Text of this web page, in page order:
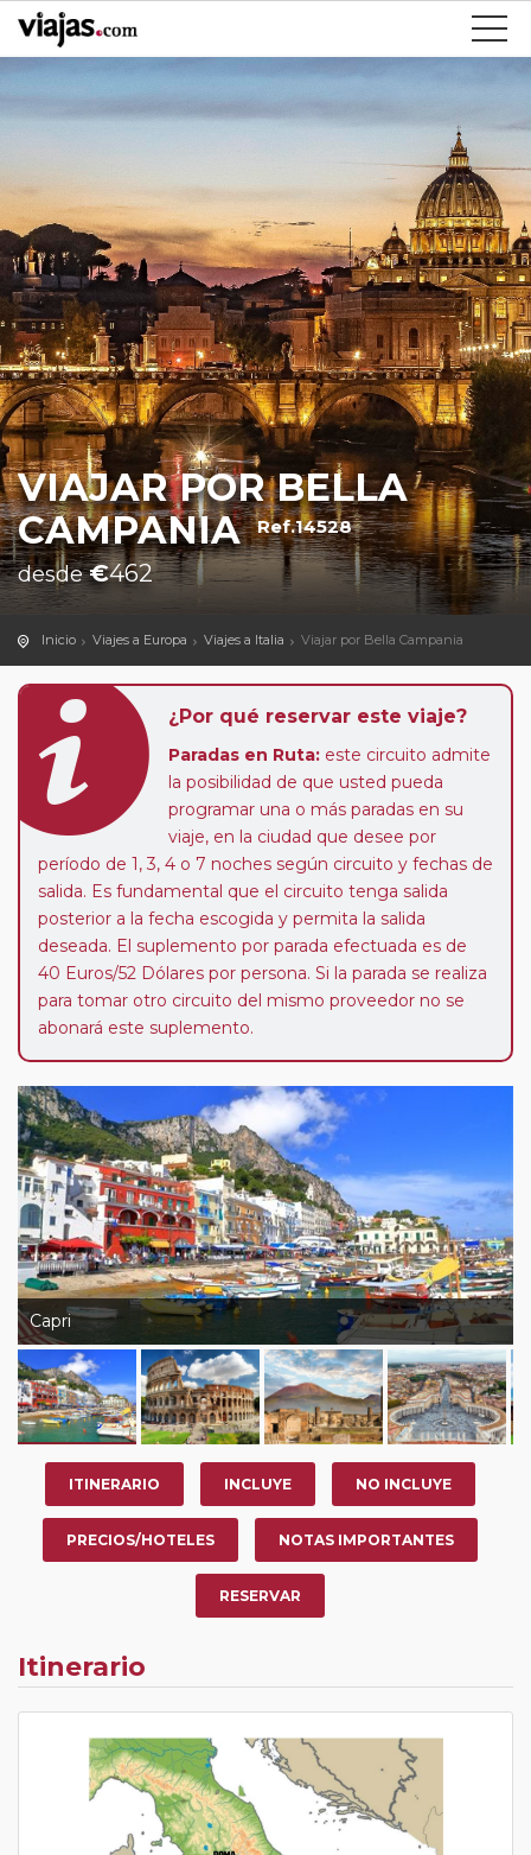
VIAJAR POR BELLA
CAMPANIA Ref.14528
desde€462
Inicio Viajes a Europa Viajes a Italia Viajar por Bella Campania
¿Por qué reservar este viaje?
Paradas en Ruta: este circuito admite
la posibilidad de que usted pueda
programar una o más paradas en su
viaje, en la ciudad que desee por
período de 1, 3, 4 o 7 noches según circuito y fechas de
salida. Es fundamental que el circuito tenga salida
posterior a la fecha escogida y permita la salida
deseada. El suplemento por parada efectuada es de
40 Euros/52 Dólares por persona. Si la parada se realiza
para tomar otro circuito del mismo proveedor no se
abonará este suplemento.
Capri
ITINERARIO INCLUYE NO INCLUYE
PRECIOS/HOTELES NOTAS IMPORTANTES
RESERVAR
Itinerario